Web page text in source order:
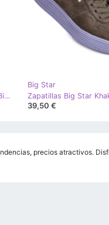
Zapatos Deportivos De Mujer Sneakers Big Star GG274458 negro caqui rosa gris
Big Star
Zapatillas Big Star
39,50 €
precios atractivos.